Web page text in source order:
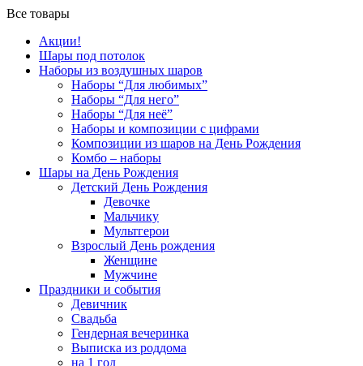
Все товары
Акции!
Шары под потолок
Наборы из воздушных шаров
Наборы “Для любимых”
Наборы “Для него”
Наборы “Для неё”
Наборы и композиции с цифрами
Композиции из шаров на День Рождения
Комбо – наборы
Шары на День Рождения
Детский День Рождения
Девочке
Мальчику
Мультгерои
Взрослый День рождения
Женщине
Мужчине
Праздники и события
Девичник
Свадьба
Гендерная вечеринка
Выписка из роддома
на 1 год